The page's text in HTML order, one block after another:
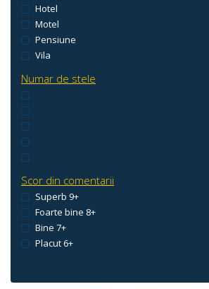
Hotel
Motel
Pensiune
Vila
Numar de stele
Scor din comentarii
Superb 9+
Foarte bine 8+
Bine 7+
Placut 6+